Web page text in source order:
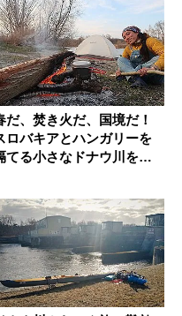
だ、焚き火だ、国境だ！
ロバキアとハンガリーを
てる小さなドナウ川を行